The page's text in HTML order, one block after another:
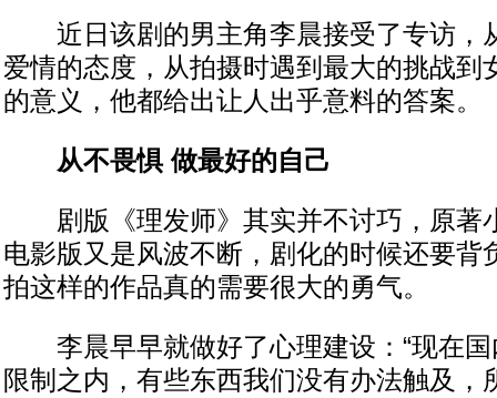
近日该剧的男主角李晨接受了专访，
爱情的态度，从拍摄时遇到最大的挑战到
的意义，他都给出让人出乎意料的答案。
从不畏惧 做最好的自己
剧版《理发师》其实并不讨巧，原著
电影版又是风波不断，剧化的时候还要背
拍这样的作品真的需要很大的勇气。
李晨早早就做好了心理建设：“现在国
限制之内，有些东西我们没有办法触及，